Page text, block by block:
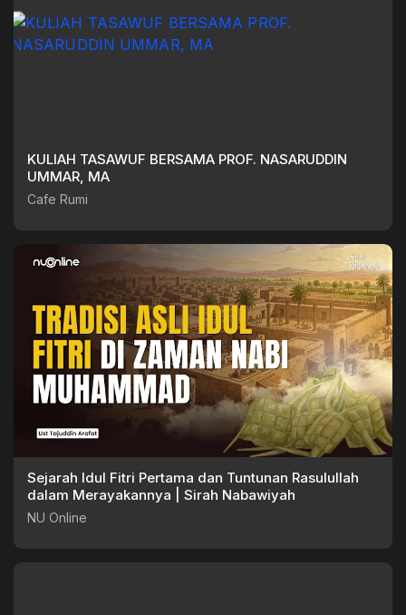
KULIAH TASAWUF BERSAMA PROF. NASARUDDIN
UMMAR, MA
Cafe Rumi
Sejarah Idul Fitri Pertama dan Tuntunan Rasulullah
dalam Merayakannya | Sirah Nabawiyah
NU Online